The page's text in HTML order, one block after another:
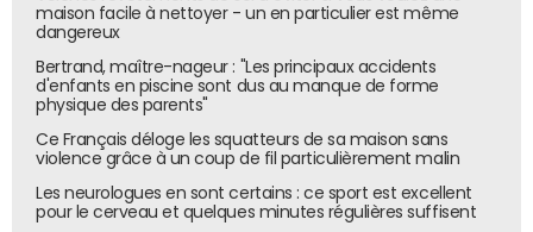
concurrentielles locales et apte à conduire à un véritable
marché sans frontières (
contre LVMH... et met l'UE sur le coup, du 22/09/2008
maison facile à nettoyer - un en particulier est même
dangereux
Bertrand, maître-nageur : "Les principaux accidents
d'enfants en piscine sont dus au manque de forme
physique des parents"
Ce Français déloge les squatteurs de sa maison sans
violence grâce à un coup de fil particulièrement malin
Les neurologues en sont certains : ce sport est excellent
pour le cerveau et quelques minutes régulières suffisent